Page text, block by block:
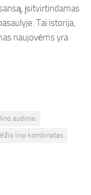
įsitvirtindamas
Tai istorija,
naujovėms yra
lino audiniai
lino kombinatas